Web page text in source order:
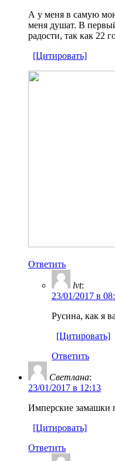
А у меня в самую
меня душат. В
радости, так как 22
[Цитировать]
Ответить
lvt:
23/01/2017 в
Русина, как я
[Цитировать]
Ответить
Светлана:
23/01/2017 в 12:13
Имперские замашки
[Цитировать]
Ответить